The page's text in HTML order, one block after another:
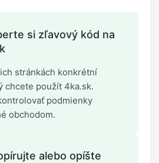
si zľavový kód na
stránkách konkrétní
chcete použít 4ka.sk.
podmienky
obchodom.
alebo opíšte